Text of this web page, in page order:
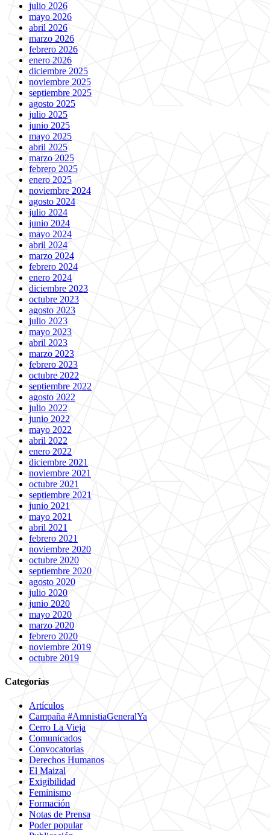
julio 2026
mayo 2026
abril 2026
marzo 2026
febrero 2026
enero 2026
diciembre 2025
noviembre 2025
septiembre 2025
agosto 2025
julio 2025
junio 2025
mayo 2025
abril 2025
marzo 2025
febrero 2025
enero 2025
noviembre 2024
agosto 2024
julio 2024
junio 2024
mayo 2024
abril 2024
marzo 2024
febrero 2024
enero 2024
diciembre 2023
octubre 2023
agosto 2023
julio 2023
mayo 2023
abril 2023
marzo 2023
febrero 2023
octubre 2022
septiembre 2022
agosto 2022
julio 2022
junio 2022
mayo 2022
abril 2022
enero 2022
diciembre 2021
noviembre 2021
octubre 2021
septiembre 2021
junio 2021
mayo 2021
abril 2021
febrero 2021
noviembre 2020
octubre 2020
septiembre 2020
agosto 2020
julio 2020
junio 2020
mayo 2020
marzo 2020
febrero 2020
noviembre 2019
octubre 2019
Categorías
Artículos
Campaña #AmnistiaGeneralYa
Cerro La Vieja
Comunicados
Convocatorias
Derechos Humanos
El Maizal
Exigibilidad
Feminismo
Formación
Notas de Prensa
Poder popular